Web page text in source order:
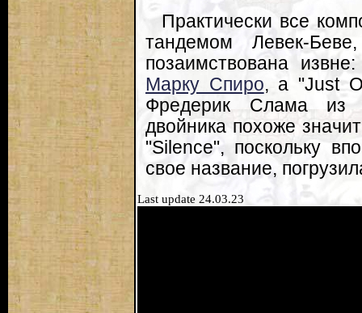
Практически все
тандемом Левек-
позаимствована
Марку Спиро, а "Just
Фредерик Слама из
двойника похоже
"Silence", поскольку
свое название,
Last update 24.03.23